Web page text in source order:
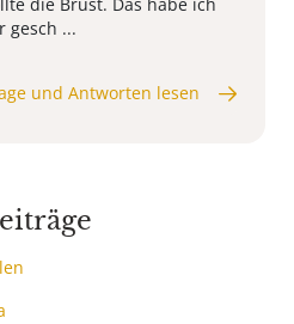
gesch ...
und Antworten lesen